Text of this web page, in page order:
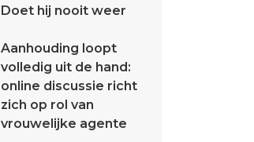
Doet hij nooit weer
Aanhouding loopt
volledig uit de hand:
online discussie richt
zich op rol van
vrouwelijke agente